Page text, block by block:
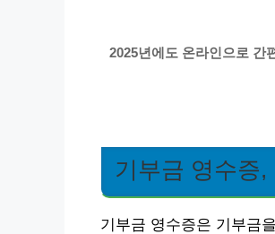
2025년에도 온라인으로 간
기부금 영수증
기부금 영수증은 기부금